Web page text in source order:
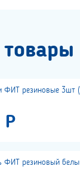
ФИТ резиновые 3шт
Р
ФИТ резиновый